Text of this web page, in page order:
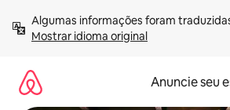
para
Mostrar idioma original
Anuncie seu